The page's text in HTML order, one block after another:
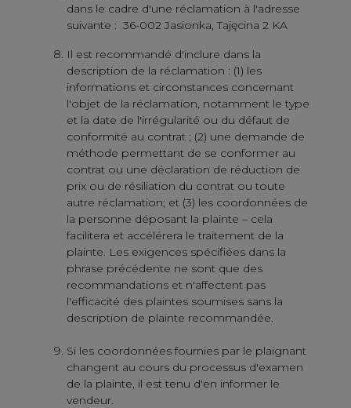
dans le cadre d'une réclamation à l'adresse
suivante : 36-002 Jasionka, Tajęcina 2 KA
Il est recommandé d'inclure dans la
description de la réclamation : (1) les
informations et circonstances concernant
l'objet de la réclamation, notamment le type
et la date de l'irrégularité ou du défaut de
conformité au contrat ; (2) une demande de
méthode permettant de se conformer au
contrat ou une déclaration de réduction de
prix ou de résiliation du contrat ou toute
autre réclamation; et (3) les coordonnées de
la personne déposant la plainte – cela
facilitera et accélérera le traitement de la
plainte. Les exigences spécifiées dans la
phrase précédente ne sont que des
recommandations et n'affectent pas
l'efficacité des plaintes soumises sans la
description de plainte recommandée.
Si les coordonnées fournies par le plaignant
changent au cours du processus d'examen
de la plainte, il est tenu d'en informer le
vendeur.